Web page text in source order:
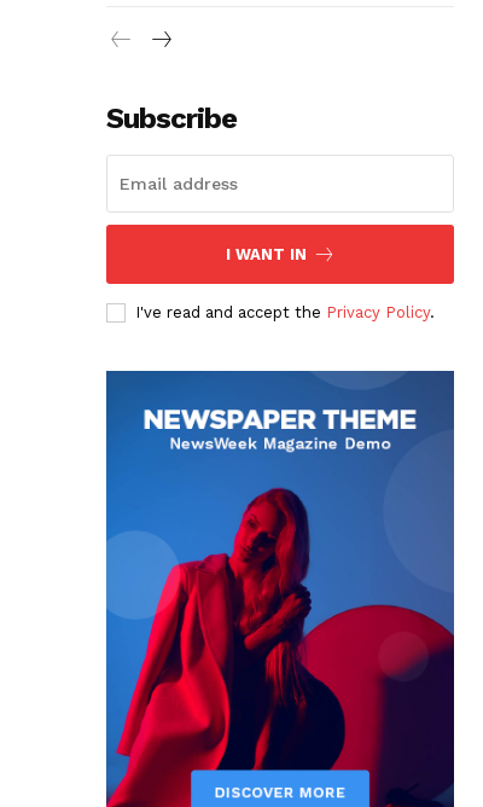
Subscribe
I WANT IN
I've read and accept the Privacy Policy.